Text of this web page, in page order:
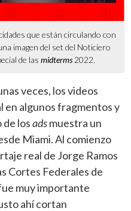
que están circulando con
imagen del set del Noticiero
de lasmidterms2022.
veces, los videos
en algunos fragmentos y
de losadsmuestra un
Miami. Al comienzo
real de Jorge Ramos
Cortes Federales de
muy importante
ahí cortan